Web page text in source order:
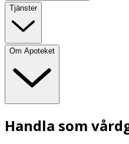
Tjänster
Om Apoteket
Handla som